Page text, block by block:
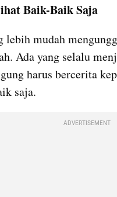
Baik-Baik Saja
lebih mudah
Ada yang selalu
harus bercerita
saja.
ADVERTISEMENT